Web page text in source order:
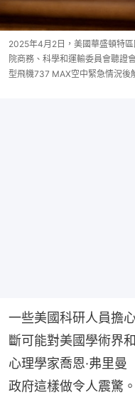
2025年4月2日，美國華盛頓特
院商務、科學和運輸委員會聽證
型飛機737 MAX空中緊急情況後
一些美國科研人員擔
斷可能對美國學術界
心理學家喬恩·弗里
政府這樣做令人震驚